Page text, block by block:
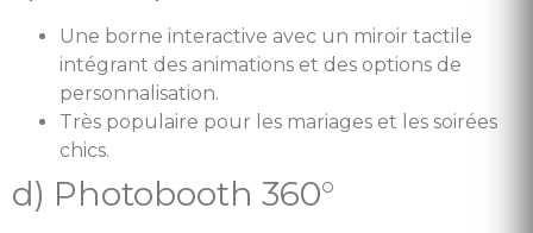
Une borne interactive avec un miroir tactile
intégrant des animations et des options de
personnalisation.
Très populaire pour les mariages et les soirées
chics.
d) Photobooth 360°